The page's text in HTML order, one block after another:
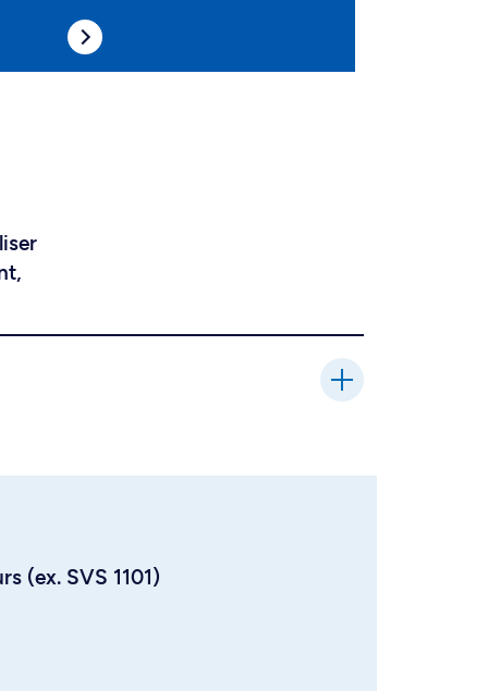
(ex. SVS 1101)